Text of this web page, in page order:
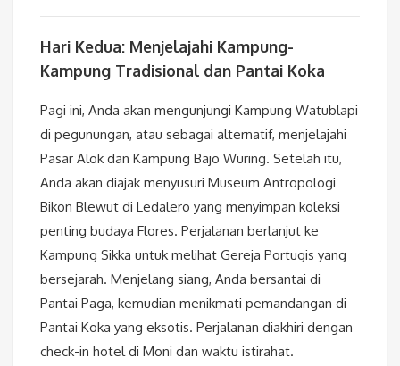
Hari Kedua: Menjelajahi Kampung-
Kampung Tradisional dan Pantai Koka
Pagi ini, Anda akan mengunjungi Kampung Watublapi
di pegunungan, atau sebagai alternatif, menjelajahi
Pasar Alok dan Kampung Bajo Wuring. Setelah itu,
Anda akan diajak menyusuri Museum Antropologi
Bikon Blewut di Ledalero yang menyimpan koleksi
penting budaya Flores. Perjalanan berlanjut ke
Kampung Sikka untuk melihat Gereja Portugis yang
bersejarah. Menjelang siang, Anda bersantai di
Pantai Paga, kemudian menikmati pemandangan di
Pantai Koka yang eksotis. Perjalanan diakhiri dengan
check-in hotel di Moni dan waktu istirahat.